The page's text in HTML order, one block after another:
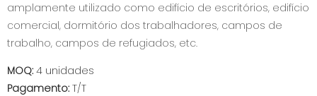
amplamente utilizado como edifício de escritórios, edifício
comercial, dormitório dos trabalhadores, campos de
trabalho, campos de refugiados, etc.
MOQ: 4 unidades
Pagamento: T/T